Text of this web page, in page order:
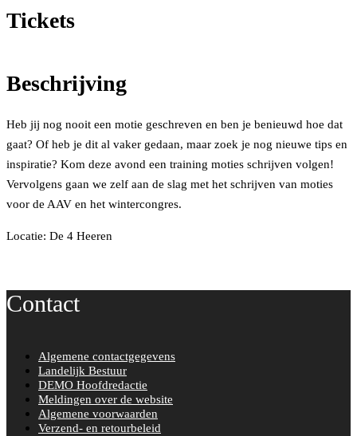
Tickets
Beschrijving
Heb jij nog nooit een motie geschreven en ben je benieuwd hoe dat
gaat? Of heb je dit al vaker gedaan, maar zoek je nog nieuwe tips en
inspiratie? Kom deze avond een training moties schrijven volgen!
Vervolgens gaan we zelf aan de slag met het schrijven van moties
voor de AAV en het wintercongres.
Locatie: De 4 Heeren
Contact
Algemene contactgegevens
Landelijk Bestuur
DEMO Hoofdredactie
Meldingen over de website
Algemene voorwaarden
Verzend- en retourbeleid